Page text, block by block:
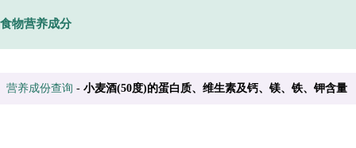
食物营养成分
营养成份查询 - 小麦酒(50度)的蛋白质、维生素及钙、镁、铁、钾含量